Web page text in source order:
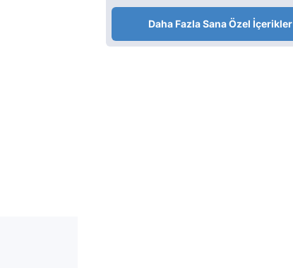
Daha Fazla Sana Özel İçerikler